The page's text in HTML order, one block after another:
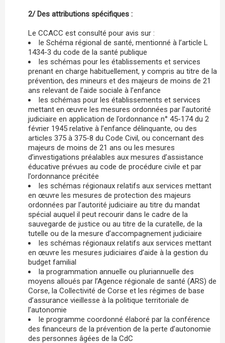
2/ Des attributions spécifiques :
Le CCACC est consulté pour avis sur :
le Schéma régional de santé, mentionné à l’article L
1434-3 du code de la santé publique
les schémas pour les établissements et services
prenant en charge habituellement, y compris au titre de la
prévention, des mineurs et des majeurs de moins de 21
ans relevant de l’aide sociale à l’enfance
les schémas pour les établissements et services
mettant en œuvre les mesures ordonnées par l’autorité
judiciaire en application de l’ordonnance n° 45-174 du 2
février 1945 relative à l’enfance délinquante, ou des
articles 375 à 375-8 du Code Civil, ou concernant des
majeurs de moins de 21 ans ou les mesures
d’investigations préalables aux mesures d’assistance
éducative prévues au code de procédure civile et par
l’ordonnance précitée
les schémas régionaux relatifs aux services mettant
en œuvre les mesures de protection des majeurs
ordonnées par l’autorité judiciaire au titre du mandat
spécial auquel il peut recourir dans le cadre de la
sauvegarde de justice ou au titre de la curatelle, de la
tutelle ou de la mesure d’accompagnement judiciaire
les schémas régionaux relatifs aux services mettant
en œuvre les mesures judiciaires d’aide à la gestion du
budget familial
la programmation annuelle ou pluriannuelle des
moyens alloués par l’Agence régionale de santé (ARS) de
Corse, la Collectivité de Corse et les régimes de base
d’assurance vieillesse à la politique territoriale de
l’autonomie
le programme coordonné élaboré par la conférence
des financeurs de la prévention de la perte d’autonomie
des personnes âgées de la CdC